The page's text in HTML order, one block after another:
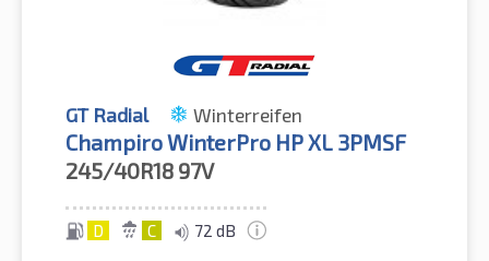
GT Radial Winterreifen
Champiro WinterPro HP XL 3PMSF
245/40R18 97V
D C 72 dB